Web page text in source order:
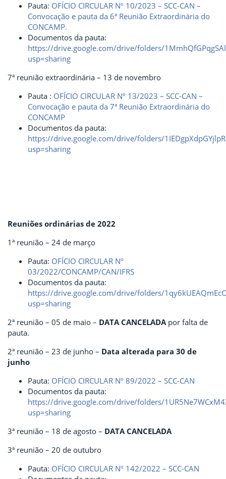
Pauta: OFÍCIO CIRCULAR Nº 10/2023 – SCC-CAN –
Convocação e pauta da 6ª Reunião Extraordinária do
CONCAMP.
Documentos da pauta:
https://drive.google.com/drive/folders/
usp=sharing
7ª reunião extraordinária – 13 de novembro
Pauta : OFÍCIO CIRCULAR Nº 13/2023 – SCC-CAN –
Convocação e pauta da 7ª Reunião Extraordinária do
CONCAMP
Documentos da pauta:
https://drive.google.com/drive/folders/
usp=sharing
Reuniões ordinárias de 2022
1ª reunião – 24 de março
Pauta: OFÍCIO CIRCULAR Nº
03/2022/CONCAMP/CAN/IFRS
Documentos da pauta:
https://drive.google.com/drive/folders/
usp=sharing
2ª reunião – 05 de maio – DATA CANCELADApor falta de
pauta.
2ª reunião – 23 de junho – Data alterada para 30 de
junho
Pauta: OFÍCIO CIRCULAR Nº 89/2022 – SCC-CAN
Documentos da pauta:
https://drive.google.com/drive/folders/
usp=sharing
3ª reunião – 18 de agosto – DATA CANCELADA
3ª reunião – 20 de outubro
Pauta: OFÍCIO CIRCULAR Nº 142/2022 – SCC-CAN